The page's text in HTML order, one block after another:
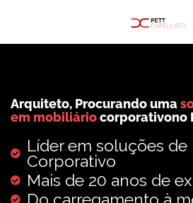
Arquiteto, Procurando uma
em mobiliáriocorporativono
Líder em soluções de
Corporativo
Mais de 20 anos de
Do carregamento à